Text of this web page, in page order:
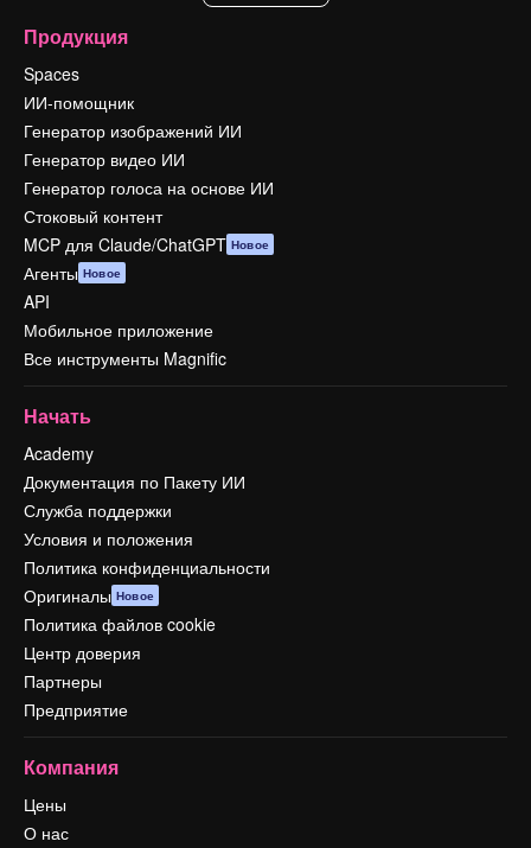
Продукция
Spaces
ИИ-помощник
Генератор изображений ИИ
Генератор видео ИИ
Генератор голоса на основе ИИ
Стоковый контент
MCP для Claude/ChatGPT Новое
Агенты Новое
API
Мобильное приложение
Все инструменты Magnific
Начать
Academy
Документация по Пакету ИИ
Служба поддержки
Условия и положения
Политика конфиденциальности
Оригиналы Новое
Политика файлов cookie
Центр доверия
Партнеры
Предприятие
Компания
Цены
О нас